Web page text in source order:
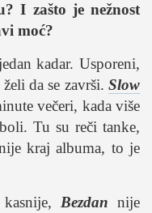
I zašto je nežnost
moć?
kadar. Usporeni,
da se završi. Slow
večeri, kada više
Tu su reči tanke,
kraj albuma, to je
Bezdan nije